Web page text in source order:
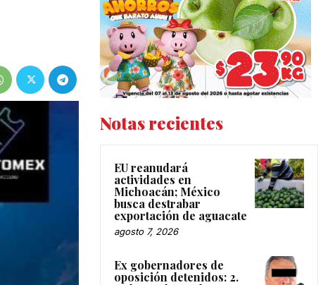
Notas recientes
EU reanudará
actividades en
Michoacán; México
busca destrabar
exportación de aguacate
agosto 7, 2026
Ex gobernadores de
oposición detenidos: 2.